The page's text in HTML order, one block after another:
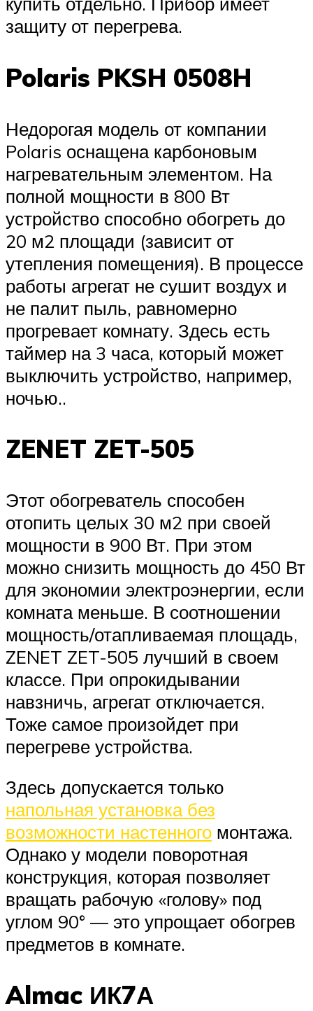
защиту от перегрева.
Polaris PKSH 0508H
Недорогая модель от компании
Polaris оснащена карбоновым
нагревательным элементом. На
полной мощности в 800 Вт
устройство способно обогреть до
20 м2 площади (зависит от
утепления помещения). В процессе
работы агрегат не сушит воздух и
не палит пыль, равномерно
прогревает комнату. Здесь есть
таймер на 3 часа, который может
выключить устройство, например,
ночью..
ZENET ZET-505
Этот обогреватель способен
отопить целых 30 м2 при своей
мощности в 900 Вт. При этом
можно снизить мощность до 450 Вт
для экономии электроэнергии, если
комната меньше. В соотношении
мощность/отапливаемая площадь,
ZENET ZET-505 лучший в своем
классе. При опрокидывании
навзничь, агрегат отключается.
Тоже самое произойдет при
перегреве устройства.
Здесь допускается только
напольная установка без
возможности настенного монтажа.
Однако у модели поворотная
конструкция, которая позволяет
вращать рабочую «голову» под
углом 90° — это упрощает обогрев
предметов в комнате.
Almac ИК7А